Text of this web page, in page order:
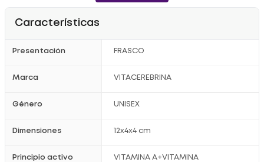
Características
Presentación FRASCO
Marca VITACEREBRINA
Género UNISEX
Dimensiones 12x4x4 cm
Principio activo
VITAMINA A+VITAMINA